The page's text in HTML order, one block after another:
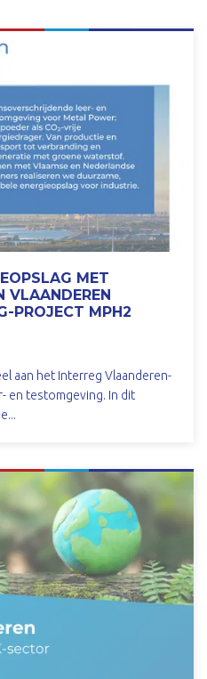
MET
VLAANDEREN
PROJECT MPH2
aan het Interreg Vlaanderen-
en testomgeving. In dit